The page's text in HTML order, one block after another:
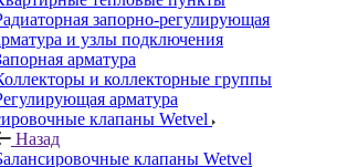
запорно-регулирующая
и узлы подключения
арматура
и коллекторные группы
арматура
клапаны Wetvel
Назад
клапаны Wetvel